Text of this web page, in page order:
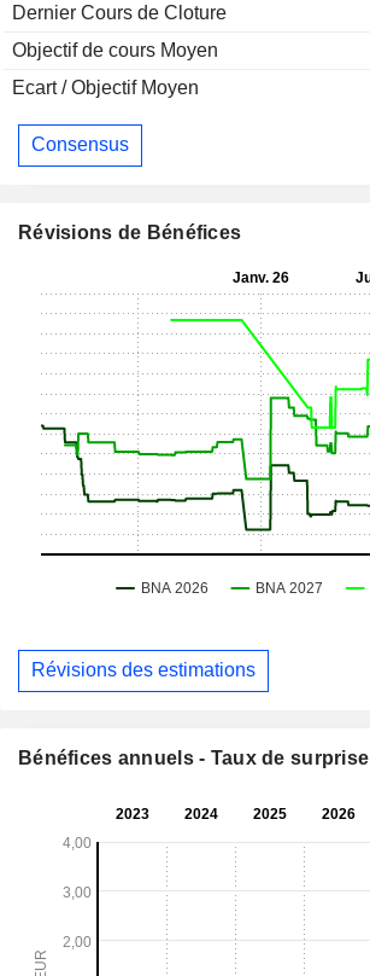
Dernier Cours de Cloture
Objectif de cours Moyen
Ecart / Objectif Moyen
Consensus
Révisions de Bénéfices
Révisions des estimations
Bénéfices annuels - Taux de surprise